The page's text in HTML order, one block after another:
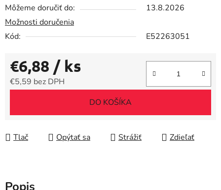
Môžeme doručiť do:
13.8.2026
Možnosti doručenia
Kód:
E52263051
€6,88 / ks
€5,59 bez DPH
DO KOŠÍKA
Tlač Opýtať sa Strážiť Zdieľať
Popis